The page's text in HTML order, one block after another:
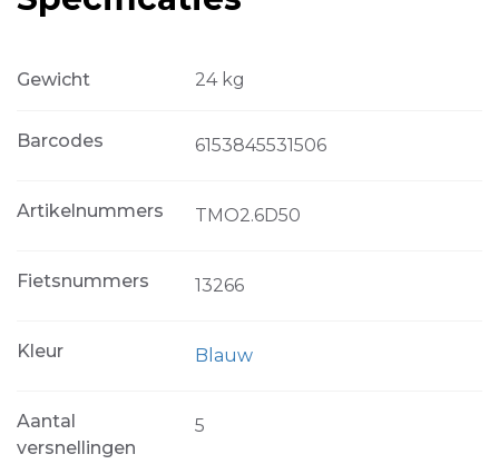
Gewicht 24 kg
Barcodes 6153845531506
Artikelnummers TMO2.6D50
Fietsnummers 13266
Kleur Blauw
Aantal
versnellingen
5